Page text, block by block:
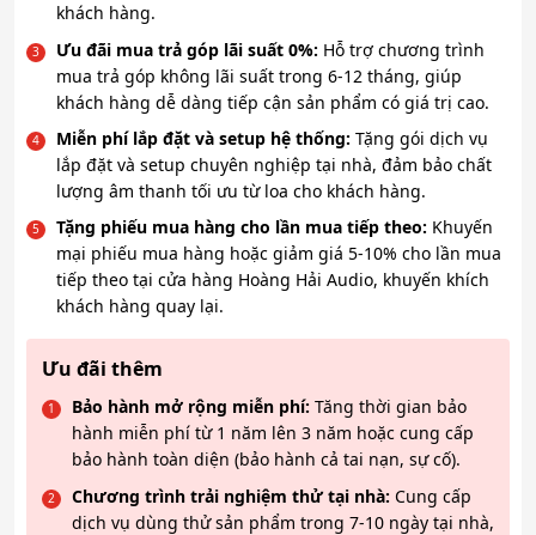
khách hàng.
Ưu đãi mua trả góp lãi suất 0%: Hỗ trợ chương trình
mua trả góp không lãi suất trong 6-12 tháng, giúp
khách hàng dễ dàng tiếp cận sản phẩm có giá trị cao.
Miễn phí lắp đặt và setup hệ thống: Tặng gói dịch vụ
lắp đặt và setup chuyên nghiệp tại nhà, đảm bảo chất
lượng âm thanh tối ưu từ loa cho khách hàng.
Tặng phiếu mua hàng cho lần mua tiếp theo: Khuyến
mại phiếu mua hàng hoặc giảm giá 5-10% cho lần mua
tiếp theo tại cửa hàng Hoàng Hải Audio, khuyến khích
khách hàng quay lại.
Ưu đãi thêm
Bảo hành mở rộng miễn phí: Tăng thời gian bảo
hành miễn phí từ 1 năm lên 3 năm hoặc cung cấp
bảo hành toàn diện (bảo hành cả tai nạn, sự cố).
Chương trình trải nghiệm thử tại nhà: Cung cấp
dịch vụ dùng thử sản phẩm trong 7-10 ngày tại nhà,